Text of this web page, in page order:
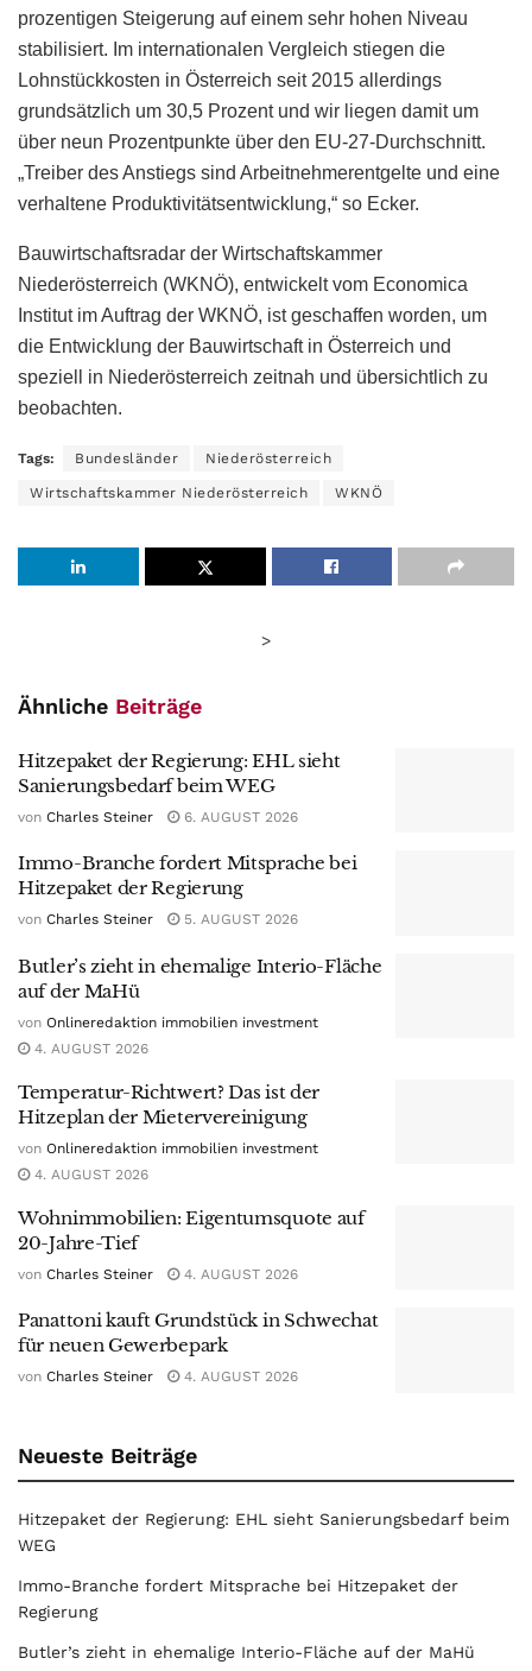
prozentigen Steigerung auf einem sehr hohen Niveau
stabilisiert. Im internationalen Vergleich stiegen die
Lohnstückkosten in Österreich seit 2015 allerdings
grundsätzlich um 30,5 Prozent und wir liegen damit um
über neun Prozentpunkte über den EU-27-Durchschnitt.
„Treiber des Anstiegs sind Arbeitnehmerentgelte und eine
verhaltene Produktivitätsentwicklung,“ so Ecker.
Bauwirtschaftsradar der Wirtschaftskammer
Niederösterreich (WKNÖ), entwickelt vom Economica
Institut im Auftrag der WKNÖ, ist geschaffen worden, um
die Entwicklung der Bauwirtschaft in Österreich und
speziell in Niederösterreich zeitnah und übersichtlich zu
beobachten.
Tags: Bundesländer Niederösterreich
Wirtschaftskammer Niederösterreich WKNÖ
>
Ähnliche Beiträge
Hitzepaket der Regierung: EHL sieht
Sanierungsbedarf beim WEG
von Charles Steiner 6. AUGUST 2026
Immo-Branche fordert Mitsprache bei
Hitzepaket der Regierung
von Charles Steiner 5. AUGUST 2026
Butler’s zieht in ehemalige Interio-Fläche
auf der MaHü
von Onlineredaktion immobilien investment
4. AUGUST 2026
Temperatur-Richtwert? Das ist der
Hitzeplan der Mietervereinigung
von Onlineredaktion immobilien investment
4. AUGUST 2026
Wohnimmobilien: Eigentumsquote auf
20-Jahre-Tief
von Charles Steiner 4. AUGUST 2026
Panattoni kauft Grundstück in Schwechat
für neuen Gewerbepark
von Charles Steiner 4. AUGUST 2026
Neueste Beiträge
Hitzepaket der Regierung: EHL sieht Sanierungsbedarf beim
WEG
Immo-Branche fordert Mitsprache bei Hitzepaket der
Regierung
Butler’s zieht in ehemalige Interio-Fläche auf der MaHü